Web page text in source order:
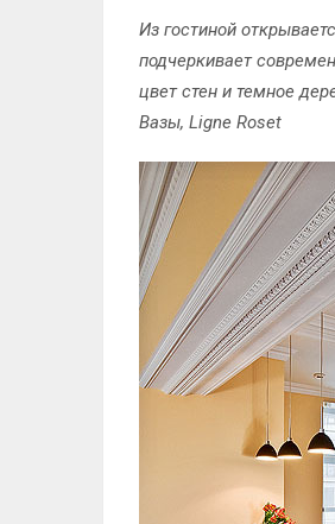
Из гостиной
подчеркивает
цвет стен и темное
Вазы, Ligne Roset